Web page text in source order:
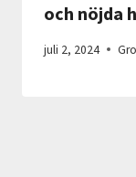
och nöjda
juli 2, 2024